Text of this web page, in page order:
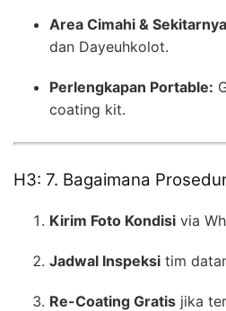
Area Cimahi &
dan Dayeuhkolot.
Perlengkapan Portable:
coating kit.
H3: 7. Bagaimana
Kirim Foto Kondisi via
Jadwal Inspeksi tim
Re-Coating Gratis jika